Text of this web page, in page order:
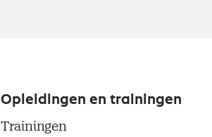
Opleidingen en trainingen
Trainingen